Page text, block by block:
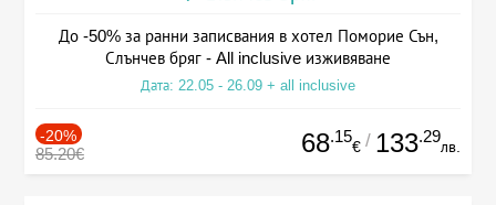
До -50% за ранни записвания в хотел Поморие Сън,
Слънчев бряг - All inclusive изживяване
Дата: 22.05 - 26.09 + all inclusive
-20%
85.20€ 68.15
€ / 133.29
лв.